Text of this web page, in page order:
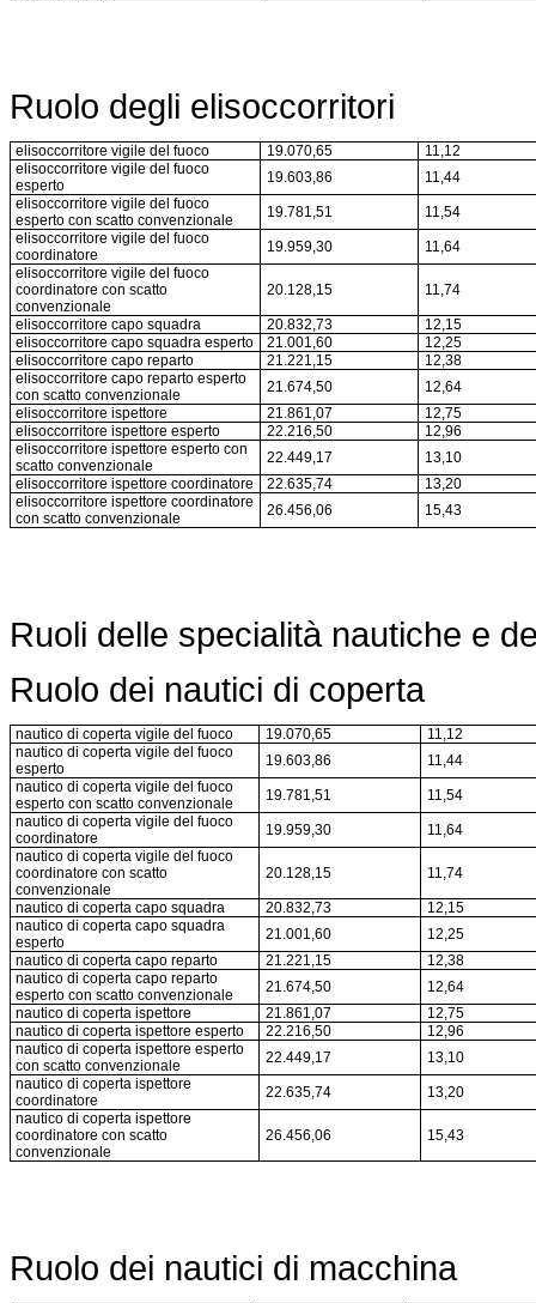
Ruolo degli elisoccorritori
elisoccorritore vigile del fuoco 19.070,65
11,12
elisoccorritore vigile del fuoco
esperto
19.603,86
11,44
elisoccorritore vigile del fuoco
esperto con scatto convenzionale
19.781,51
11,54
elisoccorritore vigile del fuoco
coordinatore
19.959,30
11,64
elisoccorritore vigile del fuoco
coordinatore con scatto
convenzionale
20.128,15 11,74
elisoccorritore capo squadra 20.832,73
12,15
elisoccorritore capo squadra esperto
21.001,60
12,25
elisoccorritore capo reparto
21.221,15
12,38
elisoccorritore capo reparto esperto
con scatto convenzionale
21.674,50
12,64
elisoccorritore ispettore
21.861,07
12,75
elisoccorritore ispettore esperto
22.216,50
12,96
elisoccorritore ispettore esperto con
scatto convenzionale
22.449,17
13,10
elisoccorritore ispettore coordinatore
22.635,74
13,20
elisoccorritore ispettore coordinatore
con scatto convenzionale
26.456,06 15,43
Ruoli delle specialità nautiche e
Ruolo dei nautici di coperta
nautico di coperta vigile del fuoco 19.070,65
11,12
nautico di coperta vigile del fuoco
esperto
19.603,86
11,44
nautico di coperta vigile del fuoco
esperto con scatto convenzionale
19.781,51
11,54
nautico di coperta vigile del fuoco
coordinatore
19.959,30
11,64
nautico di coperta vigile del fuoco
coordinatore con scatto
convenzionale
20.128,15 11,74
nautico di coperta capo squadra 20.832,73
12,15
nautico di coperta capo squadra
esperto
21.001,60
12,25
nautico di coperta capo reparto
21.221,15
12,38
nautico di coperta capo reparto
esperto con scatto convenzionale
21.674,50
12,64
nautico di coperta ispettore
21.861,07
12,75
nautico di coperta ispettore esperto
22.216,50
12,96
nautico di coperta ispettore esperto
con scatto convenzionale
22.449,17
13,10
nautico di coperta ispettore
coordinatore
22.635,74
13,20
nautico di coperta ispettore
coordinatore con scatto
convenzionale
26.456,06 15,43
Ruolo dei nautici di macchina